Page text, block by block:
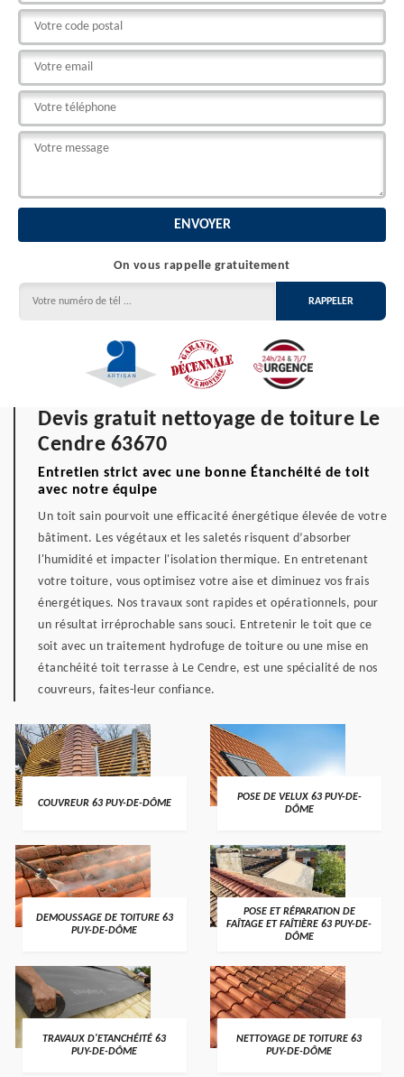
On vous rappelle gratuitement
Devis gratuit nettoyage de toiture Le
Cendre 63670
Entretien strict avec une bonne Étanchéité de toit
avec notre équipe
Un toit sain pourvoit une efficacité énergétique élevée de votre
bâtiment. Les végétaux et les saletés risquent d’absorber
l'humidité et impacter l'isolation thermique. En entretenant
votre toiture, vous optimisez votre aise et diminuez vos frais
énergétiques. Nos travaux sont rapides et opérationnels, pour
un résultat irréprochable sans souci. Entretenir le toit que ce
soit avec un traitement hydrofuge de toiture ou une mise en
étanchéité toit terrasse à Le Cendre, est une spécialité de nos
couvreurs, faites-leur confiance.
COUVREUR 63 PUY-DE-DÔME
POSE DE VELUX 63 PUY-DE-
DÔME
DEMOUSSAGE DE TOITURE 63
PUY-DE-DÔME
POSE ET RÉPARATION DE
FAÎTAGE ET FAÎTIÈRE 63 PUY-DE-
DÔME
TRAVAUX D'ETANCHÉITÉ 63
PUY-DE-DÔME
NETTOYAGE DE TOITURE 63
PUY-DE-DÔME